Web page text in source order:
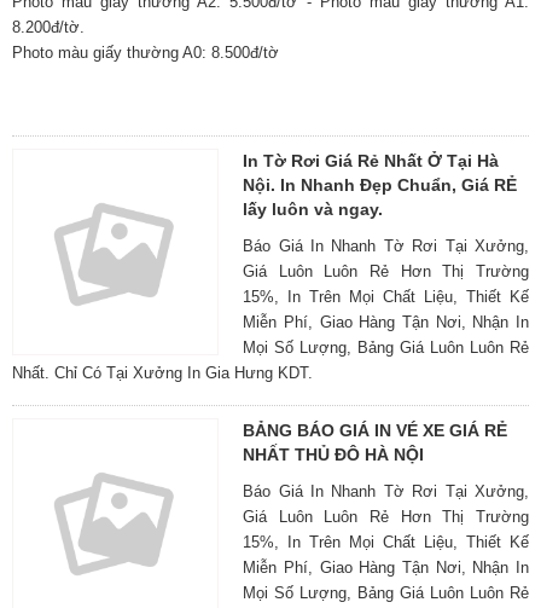
8.200đ/tờ.
Photo màu giấy thường A0: 8.500đ/tờ
In Tờ Rơi Giá Rẻ Nhất Ở Tại Hà
Nội. In Nhanh Đẹp Chuẩn, Giá RẺ
lấy luôn và ngay.
Báo Giá In Nhanh Tờ Rơi Tại Xưởng,
Giá Luôn Luôn Rẻ Hơn Thị Trường
15%, In Trên Mọi Chất Liệu, Thiết Kế
Miễn Phí, Giao Hàng Tận Nơi, Nhận In
Mọi Số Lượng, Bảng Giá Luôn Luôn Rẻ
Nhất. Chỉ Có Tại Xưởng In Gia Hưng KDT.
BẢNG BÁO GIÁ IN VÉ XE GIÁ RẺ
NHẤT THỦ ĐÔ HÀ NỘI
Báo Giá In Nhanh Tờ Rơi Tại Xưởng,
Giá Luôn Luôn Rẻ Hơn Thị Trường
15%, In Trên Mọi Chất Liệu, Thiết Kế
Miễn Phí, Giao Hàng Tận Nơi, Nhận In
Mọi Số Lượng, Bảng Giá Luôn Luôn Rẻ